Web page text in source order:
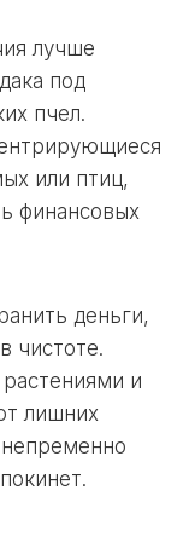
лучше
под
пчел.
или птиц,
финансовых
деньги,
чистоте.
и
лишних